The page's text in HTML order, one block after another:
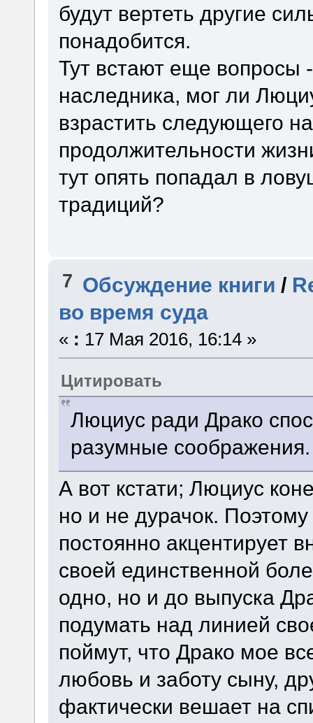
будут вертеть другие
понадобится.
Тут встают еще вопросы
наследника, мог ли
взрастить следующего
продолжительности
тут опять попадал в
традиций?
7 Обсуждение книги /
во время суда
« : 17 Мая 2016, 16:14 »
Цитировать
Люциус ради Драко
разумные соображения.
А вот кстати; Люциус
но и не дурачок.
постоянно акцентирует
своей единственной
одно, но и до выпуска
подумать над линией
поймут, что Драко мое
любовь и заботу сыну,
фактически вешает на